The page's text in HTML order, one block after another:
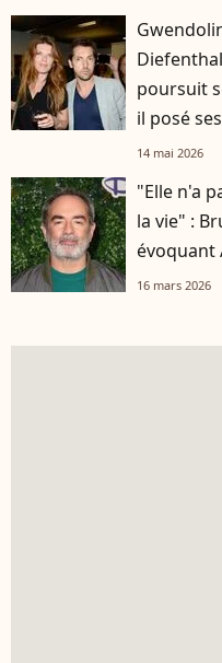
poursuit
il posé
14 mai 2026
"Elle n'a
la vie" : Bruno Solo perd ses moyens en
évoquant
16 mars 2026